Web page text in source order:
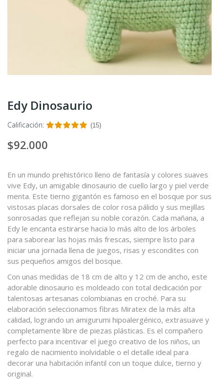
Edy Dinosaurio
Calificación: (15)
$92.000
En un mundo prehistórico lleno de fantasía y colores suaves
vive Edy, un amigable dinosaurio de cuello largo y piel verde
menta. Este tierno gigantón es famoso en el bosque por sus
vistosas placas dorsales de color rosa pálido y sus mejillas
sonrosadas que reflejan su noble corazón. Cada mañana, a
Edy le encanta estirarse hacia lo más alto de los árboles
para saborear las hojas más frescas, siempre listo para
iniciar una jornada llena de juegos, risas y escondites con
sus pequeños amigos del bosque.
Con unas medidas de 18 cm de alto y 12 cm de ancho, este
adorable dinosaurio es moldeado con total dedicación por
talentosas artesanas colombianas en croché. Para su
elaboración seleccionamos fibras Miratex de la más alta
calidad, logrando un amigurumi hipoalergénico, extrasuave y
completamente libre de piezas plásticas. Es el compañero
perfecto para incentivar el juego creativo de los niños, un
regalo de nacimiento inolvidable o el detalle ideal para
decorar una habitación infantil con un toque dulce, tierno y
original.